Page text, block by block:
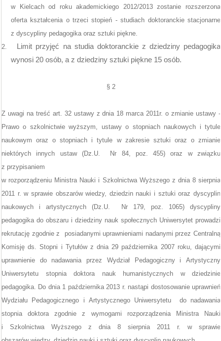
w Kielcach od roku akademickiego 2012/2013zostanie rozszerzona
oferta kształcenia o trzeci stopień - studiach doktoranckie stacjonarne
z dyscypliny pedagogika oraz sztuki piękne.
2.
Limit przyjęć na studia doktoranckie z dziedziny pedagogika
wynosi 20 osób, a z dziedziny sztuki piękne 15 osób.
§ 2
Z uwagi na treść art. 32 ustawy z dnia 18 marca 2011r. o zmianie ustawy -
Prawo o szkolnictwie wyższym, ustawy o stopniach naukowych i tytule
naukowym oraz o stopniach i tytule w zakresie sztuki oraz o zmianie
niektórych innych ustaw (Dz.U.
Nr 84, poz. 455) oraz w związku
z przypisaniem
w rozporządzeniu Ministra Nauki i Szkolnictwa Wyższego z dnia 8 sierpnia
2011 r. w sprawie obszarów wiedzy, dziedzin nauki i sztuki oraz dyscyplin
naukowych i artystycznych
(Dz.U.
Nr 179, poz. 1065) dyscypliny
pedagogika do obszaru i dziedziny nauk społecznych Uniwersytet prowadzi
rekrutację zgodnie z posiadanymi uprawnieniami nadanymi przez Centralną
Komisję ds. Stopni i Tytułów z dnia 29 października 2007 roku, dającymi
uprawnienie do nadawania przez Wydział Pedagogiczny i Artystyczny
Uniwersytetu stopnia doktora nauk humanistycznych w dziedzinie
pedagogika. Do dnia 1 października 2013 r. nastąpi dostosowanie uprawnień
Wydziału Pedagogicznego i Artystycznego Uniwersytetu
do nadawania
stopnia doktora zgodnie z wymogami rozporządzenia Ministra Nauki
i Szkolnictwa Wyższego z dnia 8 sierpnia 2011 r. w sprawie